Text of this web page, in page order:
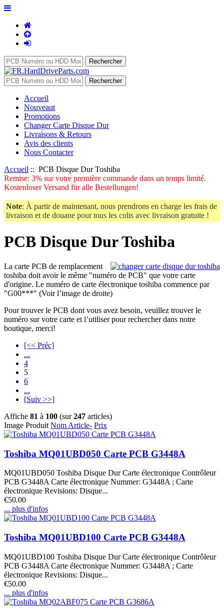
Accueil
Nouveaut
Promotions
Changer Carte Disque Dur
Livraisons & Retours
Avis des clients
Nous Contacter
Accueil :: PCB Disque Dur Toshiba
Remise: 3% sur votre première commande dans un temps limité.
Kostenloser Versand für alle Bestellungen!
Note: À partir de maintenant, nous prendrons en charge les frais de
livraison et de douane pour tous les colis avec livraison gratuite !
PCB Disque Dur Toshiba
La carte PCB de remplacement
toshiba doit avoir le même "numéro de PCB" que votre carte
d'origine. Le numéro de carte électronique toshiba commence par
"G00***" (Voir l’image de droite)
Pour trouver le PCB dont vous avez besoin, veuillez trouver le
numéro sur votre carte et l’utiliser pour rechercher dans notre
boutique, merci!
[<< Préc]
...
4
5
6
...
[Suiv >>]
Affiche 81 à 100 (sur247 articles)
Image Produit Nom Article- Prix
Toshiba MQ01UBD050 Carte PCB G3448A
MQ01UBD050 Toshiba Disque Dur Carte électronique Contrôleur
PCB G3448A Carte électronique Nummer: G3448A ; Carte
électronique Revisions: Disque...
€50.00
... plus d'infos
Toshiba MQ01UBD100 Carte PCB G3448A
MQ01UBD100 Toshiba Disque Dur Carte électronique Contrôleur
PCB G3448A Carte électronique Nummer: G3448A ; Carte
électronique Revisions: Disque...
€50.00
... plus d'infos